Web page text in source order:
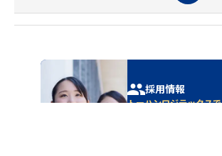
採用情報
トーハンロジテックスで